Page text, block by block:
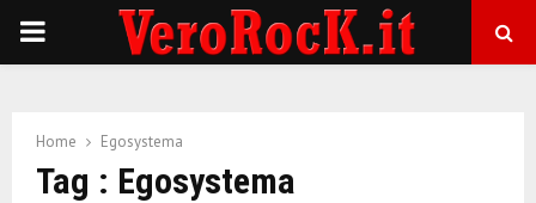
P
Home Egosystema
Tag : Egosystema